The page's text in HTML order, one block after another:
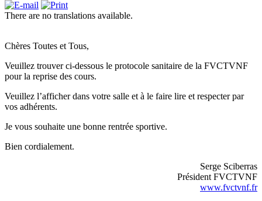
There are no translations available.
Chères Toutes et Tous,
Veuillez trouver ci-dessous le protocole sanitaire de la FVCTVNF
pour la reprise des cours.
Veuillez l’afficher dans votre salle et à le faire lire et respecter par
vos adhérents.
Je vous souhaite une bonne rentrée sportive.
Bien cordialement.
Serge Sciberras
Président FVCTVNF
www.fvctvnf.fr